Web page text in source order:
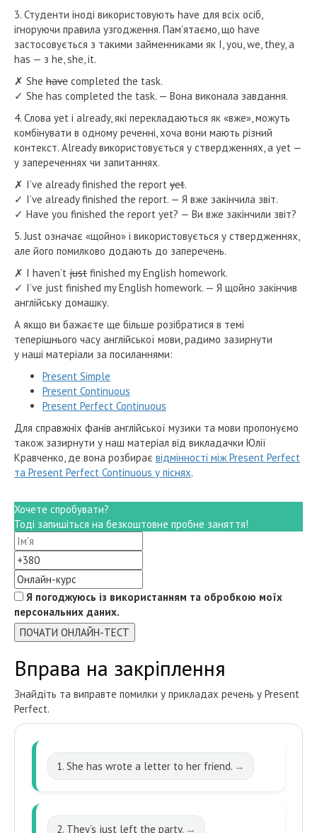
3. Студенти іноді використовують have для всіх осіб,
ігноруючи правила узгодження. Пам’ятаємо, що have
застосовується з такими займенниками як I, you, we, they, а
has — з he, she, it.
✗ She have completed the task.
✓ She has completed the task. — Вона виконала завдання.
4. Слова yet і already, які перекладаються як «вже», можуть
комбінувати в одному реченні, хоча вони мають різний
контекст. Already використовується у ствердженнях, а yet —
у запереченнях чи запитаннях.
✗ I’ve already finished the report yet.
✓ I’ve already finished the report. — Я вже закінчила звіт.
✓ Have you finished the report yet? — Ви вже закінчили звіт?
5. Just означає «щойно» і використовується у ствердженнях,
але його помилково додають до заперечень.
✗ I haven’t just finished my English homework.
✓ I’ve just finished my English homework. — Я щойно закінчив
англійську домашку.
А якщо ви бажаєте ще більше розібратися в темі
теперішнього часу англійської мови, радимо зазирнути
у наші матеріали за посиланнями:
Present Simple
Present Continuous
Present Perfect Continuous
Для справжніх фанів англійської музики та мови пропонуємо
також зазирнути у наш матеріал від викладачки Юлії
Кравченко, де вона розбирає відмінності між Present Perfect
та Present Perfect Continuous у піснях.
Хочете спробувати?
Тоді запишіться на безкоштовне пробне заняття!
Я погоджуюсь із використанням та обробкою моїх
персональних даних.
ПОЧАТИ ОНЛАЙН-ТЕСТ
Вправа на закріплення
Знайдіть та виправте помилки у прикладах речень у Present
Perfect.
1. She has wrote a letter to her friend.
2. They’s just left the party.